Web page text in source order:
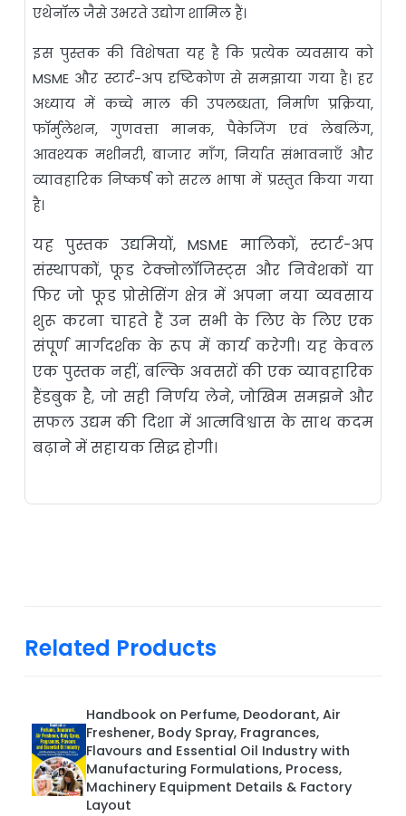
एथेनॉल जैसे उभरते उद्योग शामिल हैं।
इस पुस्तक की विशेषता यह है कि प्रत्येक व्यवसाय को
MSME और स्टार्ट-अप दृष्टिकोण से समझाया गया है। हर
अध्याय में कच्चे माल की उपलब्धता, निर्माण प्रक्रिया,
फॉर्मुलेशन, गुणवत्ता मानक, पैकेजिंग एवं लेबलिंग,
आवश्यक मशीनरी, बाजार माँग, निर्यात संभावनाएँ और
व्यावहारिक निष्कर्ष को सरल भाषा में प्रस्तुत किया गया
है।
यह पुस्तक उद्यमियों, MSME मालिकों, स्टार्ट-अप
संस्थापकों, फूड टेक्नोलॉजिस्ट्स और निवेशकों या
फिर जो फूड प्रोसेसिंग क्षेत्र में अपना नया व्यवसाय
शुरू करना चाहते हैं उन सभी के लिए के लिए एक
संपूर्ण मार्गदर्शक के रूप में कार्य करेगी। यह केवल
एक पुस्तक नहीं, बल्कि अवसरों की एक व्यावहारिक
हैंडबुक है, जो सही निर्णय लेने, जोखिम समझने और
सफल उद्यम की दिशा में आत्मविश्वास के साथ कदम
बढ़ाने में सहायक सिद्ध होगी।
Related Products
Handbook on Perfume, Deodorant, Air
Freshener, Body Spray, Fragrances,
Flavours and Essential Oil Industry with
Manufacturing Formulations, Process,
Machinery Equipment Details & Factory
Layout